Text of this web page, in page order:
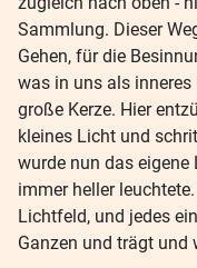
Sammlung. Dieser
Gehen, für die
was in uns als
große Kerze. Hier
kleines Licht und
wurde nun das
immer heller
Lichtfeld, und jedes
Ganzen und trägt und